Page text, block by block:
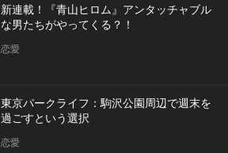
新連載！『青山ヒロム』アンタッチャブル
な男たちがやってくる？！
恋愛
東京パークライフ：駒沢公園周辺で週末を
過ごすという選択
恋愛